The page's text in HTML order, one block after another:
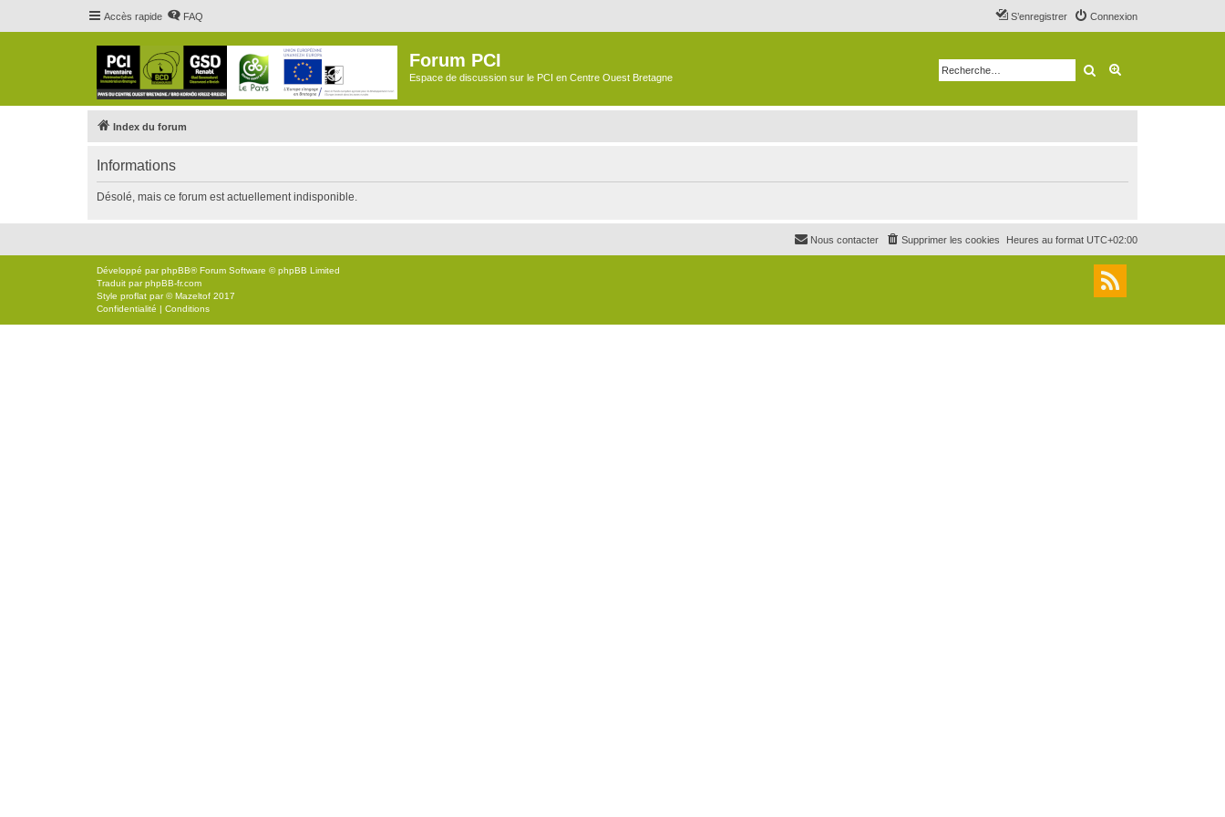
Accès rapide FAQ Connexion
S’enregistrer
Forum PCI
Espace de discussion sur le PCI en Centre Ouest Bretagne Rechercher
Index du forum
Informations
Désolé, mais ce forum est actuellement indisponible.
Heures au format UTC+02:00
Supprimer les cookies
Nous contacter
Développé parphpBB® Forum Software © phpBB Limited
Traduit parphpBB-fr.com
Style proflat par ©Mazeltof 2017
Confidentialité | Conditions